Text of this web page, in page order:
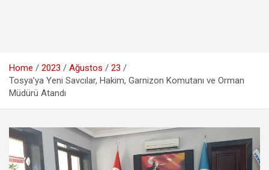
Home 2023 Ağustos
23
Tosya’ya Yeni Savcılar, Hakim, Garnizon Komutanı ve Orman
Müdürü Atandı